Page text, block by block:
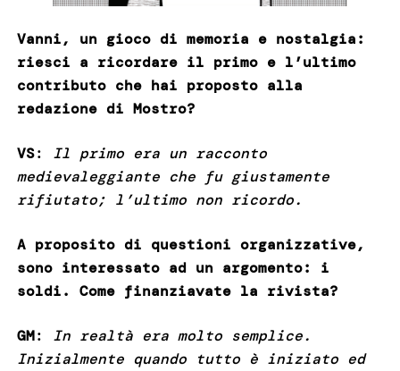
Vanni, un gioco di memoria e nostalgia:
riesci a ricordare il primo e l’ultimo
contributo che hai proposto alla
redazione di Mostro?
VS: Il primo era un racconto
medievaleggiante che fu giustamente
rifiutato; l’ultimo non ricordo.
A proposito di questioni organizzative,
sono interessato ad un argomento: i
soldi. Come finanziavate la rivista?
GM: In realtà era molto semplice.
Inizialmente quando tutto è iniziato ed